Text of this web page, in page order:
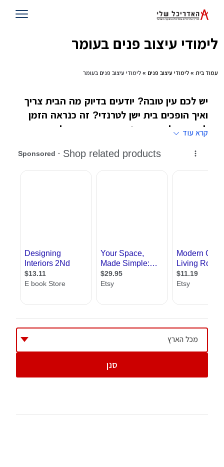
לימודי עיצוב פנים בעומר
עמוד בית » לימודי עיצוב פנים » לימודי עיצוב פנים בעומר
יש לכם עין טובה? יודעים בדיוק מה הבית צריך
ואיך הופכים בית ישן לטרנדי? זה כנראה הזמן
לחשוב על עיצוב פנים בתור מקצוע ולהירשם
@@@
וסדנאות שונות, ומטרתן ללמד אותנו באופן אישי
את רזי המקצוע בלי מטרה להפוך אותנו למעצבי
פנים מקצועיים.
המידע על לימודי עיצוב פנים ברמה האקדמית.
אצלנו תוכלו לקבל מידע על מוסדות לימוד,
מסלולי לימוד רגילים ומשולבים, תוכלו לקרוא
מאמרים בתחום , ליהנות מעזרה של מומחי הפורום
בעניין ועוד. כל המידע שנמצא אצלנו נועד לעזור
קרא עוד
מכל הארץ
סנן